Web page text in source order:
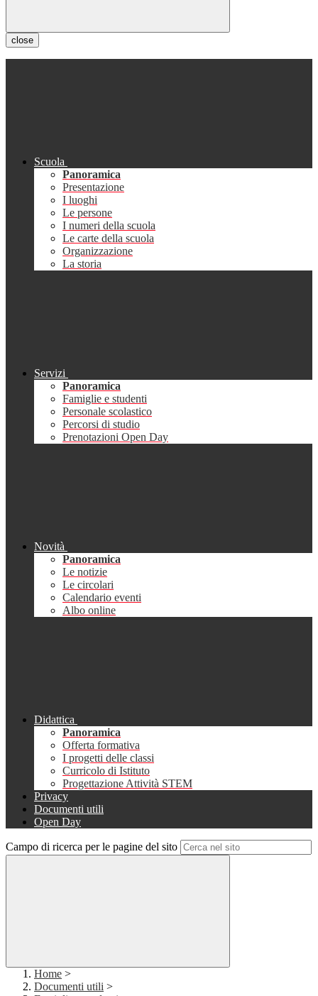
close
Scuola
Panoramica
Presentazione
I luoghi
Le persone
I numeri della scuola
Le carte della scuola
Organizzazione
La storia
Servizi
Panoramica
Famiglie e studenti
Personale scolastico
Percorsi di studio
Prenotazioni Open Day
Novità
Panoramica
Le notizie
Le circolari
Calendario eventi
Albo online
Didattica
Panoramica
Offerta formativa
I progetti delle classi
Curricolo di Istituto
Progettazione Attività STEM
Privacy
Documenti utili
Open Day
Campo di ricerca per le pagine del sito
Home >
Documenti utili >